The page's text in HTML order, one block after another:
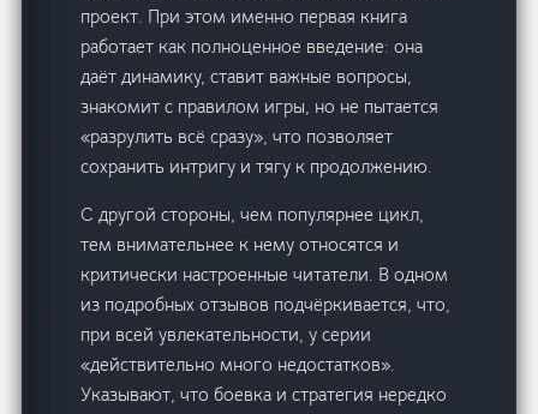
проект. При этом именно первая книга
работает как полноценное введение: она
даёт динамику, ставит важные вопросы,
знакомит с правилом игры, но не пытается
«разрулить всё сразу», что позволяет
сохранить интригу и тягу к продолжению.
С другой стороны, чем популярнее цикл,
тем внимательнее к нему относятся и
критически настроенные читатели. В одном
из подробных отзывов подчёркивается, что,
при всей увлекательности, у серии
«действительно много недостатков».
Указывают, что боевка и стратегия нередко